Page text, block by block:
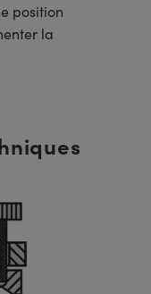
position
la